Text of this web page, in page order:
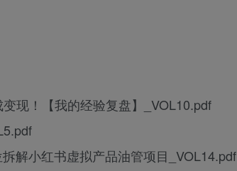
现！【我的经验复盘】_VOL10.pdf
小红书虚拟产品油管项目_VOL14.pdf